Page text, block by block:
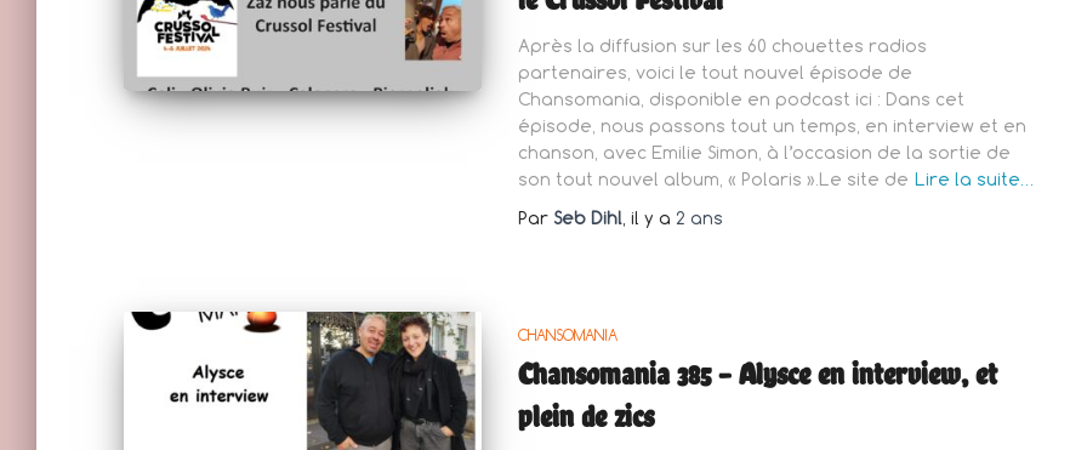
Après la diffusion sur les 60 chouettes radios
partenaires, voici le tout nouvel épisode de
Chansomania, disponible en podcast ici : Dans cet
épisode, nous passons tout un temps, en interview et en
chanson, avec Emilie Simon, à l’occasion de la sortie de
son tout nouvel album, « Polaris ».Le site de Lire la suite…
Par Seb Dihl, il y a 2 ans
CHANSOMANIA
Chansomania 385 – Alysce en interview, et
plein de zics